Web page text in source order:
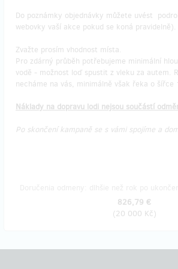
Do poznámky objednávky můžete uvést
webovky vaší akce pokud se koná pravidelně).
Zvažte prosím vhodnost místa.
Pro zdárný průběh potřebujeme minimální
vodě - možnost loď spustit z vleku za autem.
necháme na vás, minimálně však řeka o šířce
Náklady na dopravu lodi nejsou součástí
Po skončení kampaně se s vámi spojíme a
826,79 €
(20 000 Kč)